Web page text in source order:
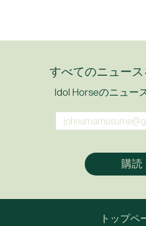
すべてのニュース
Idol Horseのニュー
トップペ